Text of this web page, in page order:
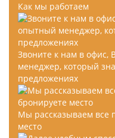
Как мы работаем
Звоните к нам в офис,
менеджер, который
предложениях
Мы рассказываем все
место